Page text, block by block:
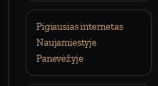
Pigiausias internetas
Naujamiestyje
Panevėžyje